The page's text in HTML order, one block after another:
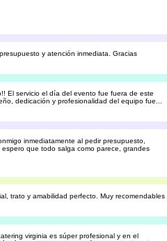
y atención inmediata. Gracias
El servicio el día del evento fue fuera de este
dedicación y profesionalidad del equipo fue...
inmediatamente al pedir presupuesto,
que todo salga como parece, grandes
trato y amabilidad perfecto. Muy recomendables
virginia es súper profesional y en el